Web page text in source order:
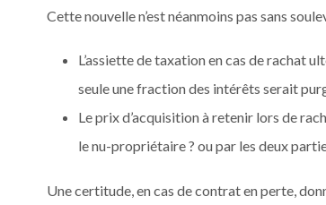
Cette nouvelle n’est néanmoins pas sans
L’assiette de taxation en cas de rachat
seule une fraction des intérêts serait
Le prix d’acquisition à retenir lors de
le nu-propriétaire ? ou par les deux
Une certitude, en cas de contrat en perte,